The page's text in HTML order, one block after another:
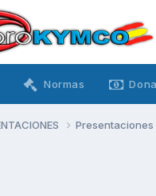
Normas